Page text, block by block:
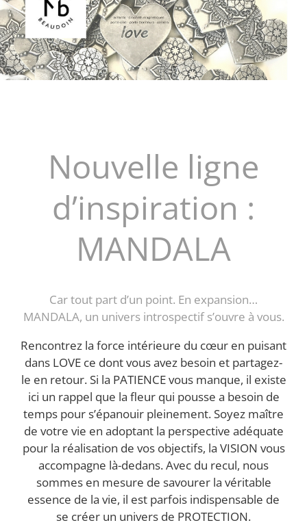
Nouvelle ligne
d’inspiration :
MANDALA
Car tout part d’un point. En expansion…
MANDALA, un univers introspectif s’ouvre à vous.
Rencontrez la force intérieure du cœur en puisant
dans LOVE ce dont vous avez besoin et partagez-
le en retour. Si la PATIENCE vous manque, il existe
ici un rappel que la fleur qui pousse a besoin de
temps pour s’épanouir pleinement. Soyez maître
de votre vie en adoptant la perspective adéquate
pour la réalisation de vos objectifs, la VISION vous
accompagne là-dedans. Avec du recul, nous
sommes en mesure de savourer la véritable
essence de la vie, il est parfois indispensable de
se créer un univers de PROTECTION.